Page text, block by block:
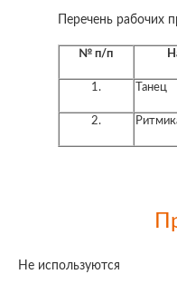
Перечень рабочих
№ п/п
1. Танец
2.
Не используются